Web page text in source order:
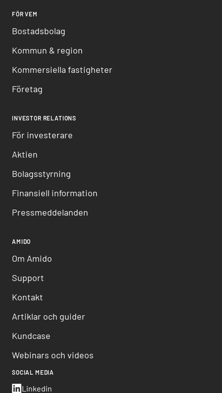
FÖR VEM
Bostadsbolag
Kommun & region
Kommersiella fastigheter
Företag
INVESTOR RELATIONS
För investerare
Aktien
Bolagsstyrning
Finansiell information
Pressmeddelanden
AMIDO
Om Amido
Support
Kontakt
Artiklar och guider
Kundcase
Webinars och videos
SOCIAL MEDIA
Linkedin